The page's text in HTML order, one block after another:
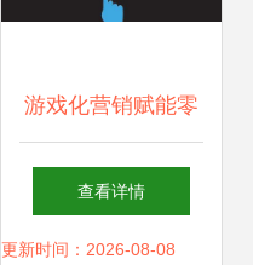
游戏化营销赋能零
售 网络游戏研发商
获千万级融资，开
查看详情
更新时间：2026-08-08